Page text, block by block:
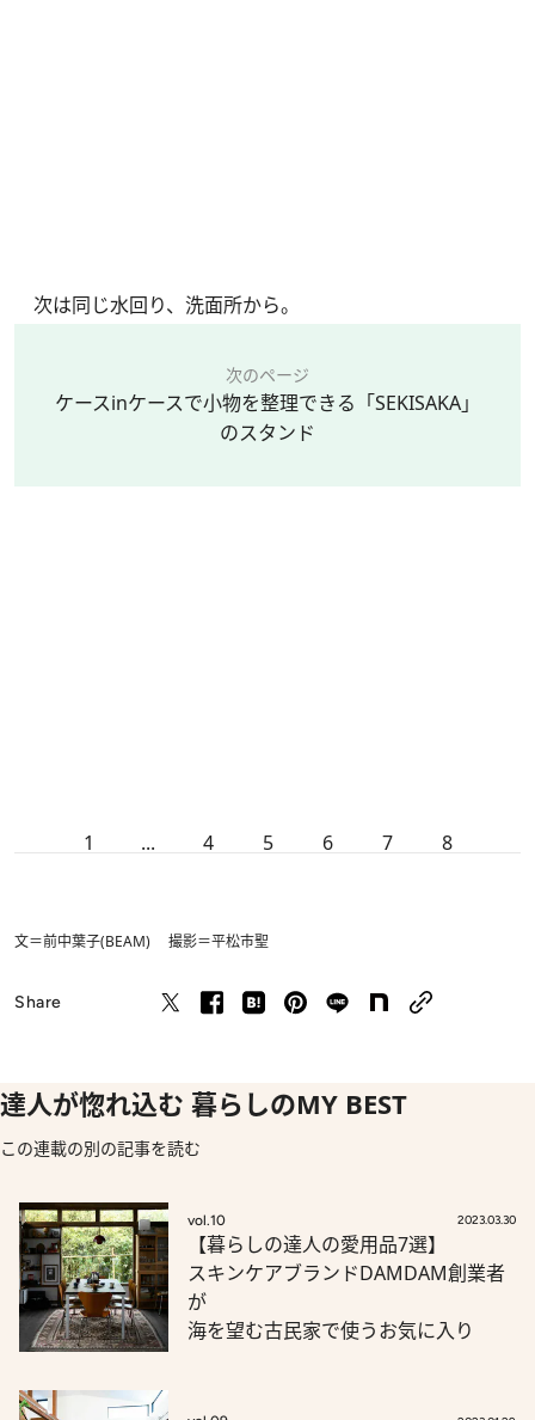
次は同じ水回り、洗面所から。
次のページ
ケースinケースで小物を整理できる「SEKISAKA」
のスタンド
1 ... 4 5 6 7 8
文＝前中葉子(BEAM) 撮影＝平松市聖
Share
達人が惚れ込む 暮らしのMY BEST
この連載の別の記事を読む
vol.10 2023.03.30
【暮らしの達人の愛用品7選】
スキンケアブランドDAMDAM創業者
が
海を望む古民家で使うお気に入り